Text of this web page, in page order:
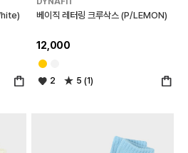
베이직 레터링 크루삭스 (P/LEMON)
12,000
2 5 (1)